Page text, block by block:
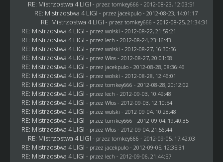
RE: Mistrzostwa 4 LIGI - przez tomkey666 - 2012-08-23, 12:03:51
RE: Mistrzostwa 4 LIGI - przez jacekpulo- 2012-08-23, 14:01:17
RE: Mistrzostwa 4 LIGI - przez tomkey666 - 2012-08-25, 21:34:31
RE: Mistrzostwa 4 LIGI - przez wolski - 2012-08-22, 21:59:21
RE: Mistrzostwa 4 LIGI - przez lech - 2012-08-24, 23:16:43
RE: Mistrzostwa 4 LIGI - przez wolski - 2012-08-27, 16:30:56
RE: Mistrzostwa 4 LIGI - przez Włos- 2012-08-27, 20:01:58
RE: Mistrzostwa 4 LIGI - przez jacekpulo- 2012-08-28, 08:36:46
RE: Mistrzostwa 4 LIGI - przez wolski - 2012-08-28, 12:46:01
RE: Mistrzostwa 4 LIGI - przez tomkey666 - 2012-08-28, 20:12:02
RE: Mistrzostwa 4 LIGI - przez lech - 2012-09-03, 10:49:48
RE: Mistrzostwa 4 LIGI - przez Włos- 2012-09-03, 12:10:54
RE: Mistrzostwa 4 LIGI - przez wolski - 2012-09-04, 10:28:48
RE: Mistrzostwa 4 LIGI - przez tomkey666 - 2012-09-04, 19:40:35
RE: Mistrzostwa 4 LIGI - przez Włos- 2012-09-04, 21:56:44
RE: Mistrzostwa 4 LIGI - przez tomkey666 - 2012-09-05, 17:42:03
RE: Mistrzostwa 4 LIGI - przez jacekpulo- 2012-09-05, 12:35:31
RE: Mistrzostwa 4 LIGI - przez lech - 2012-09-06, 21:44:57